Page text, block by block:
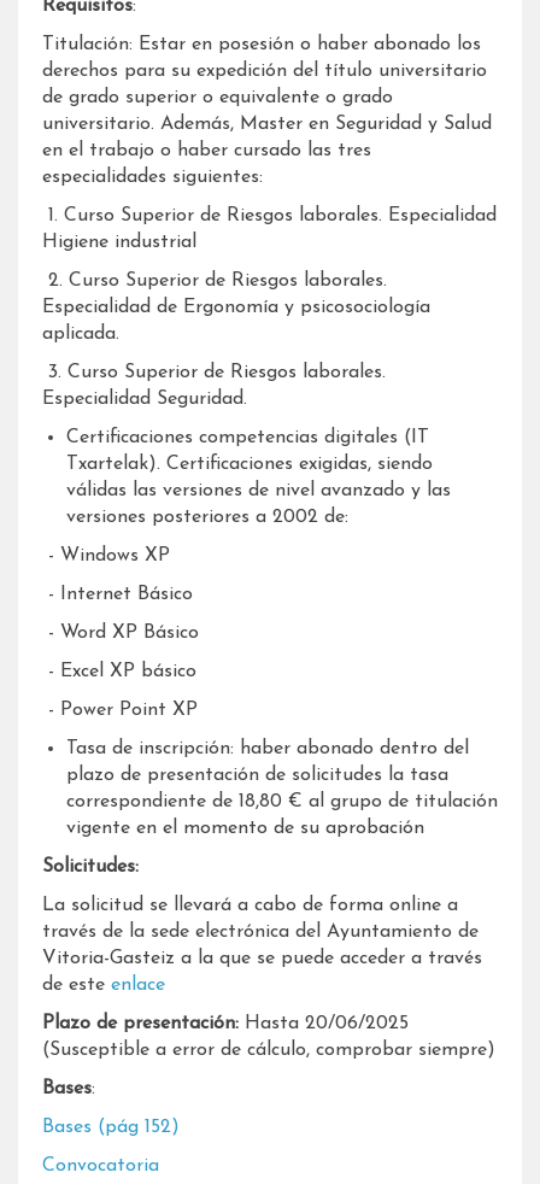
Requisitos:
Titulación: Estar en posesión o haber abonado los
derechos para su expedición del título universitario
de grado superior o equivalente o grado
universitario. Además, Master en Seguridad y Salud
en el trabajo o haber cursado las tres
especialidades siguientes:
​ ​1. Curso Superior de Riesgos laborales. Especialidad
Higiene industrial
​ ​2. Curso Superior de Riesgos laborales.
Especialidad de Ergonomía y psicosociología
aplicada.
​ ​3. Curso Superior de Riesgos laborales.
Especialidad Seguridad.
Certificaciones competencias digitales (IT
Txartelak). Certificaciones exigidas, siendo
válidas las versiones de nivel avanzado y las
versiones posteriores a 2002 de:
​ ​- Windows XP
​ ​- Internet Básico
​ ​- Word XP Básico
​ ​- Excel XP básico
​ ​- Power Point XP
Tasa de inscripción: haber abonado dentro del
plazo de presentación de solicitudes la tasa
correspondiente de 18,80 € al grupo de titulación
vigente en el momento de su aprobación
Solicitudes:
La solicitud se llevará a cabo de forma online a
través de la sede electrónica del Ayuntamiento de
Vitoria-Gasteiz a la que se puede acceder a través
de este enlace
Plazo de presentación: Hasta 20/06/2025
(Susceptible a error de cálculo, comprobar siempre)
Bases:
Bases (pág 152)
Convocatoria